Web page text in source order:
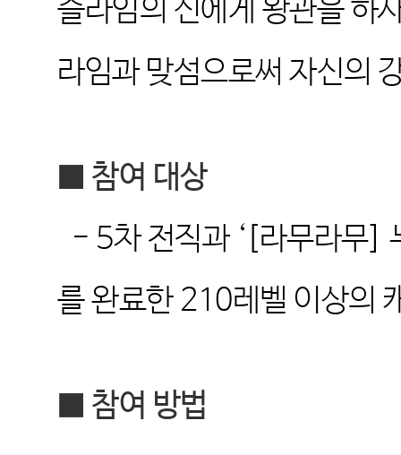
슬라임의 신에게 왕관을 하
라임과 맞섬으로써 자신의
■ 참여 대상
- 5차 전직과 ‘[ 라무라무]
를 완료한210레벨 이상의
■ 참여 방법